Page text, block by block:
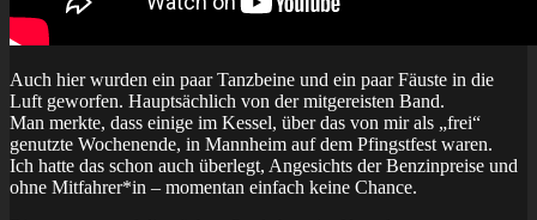
Auch hier wurden ein paar Tanzbeine und ein paar Fäuste in die
Luft geworfen. Hauptsächlich von der mitgereisten Band.
Man merkte, dass einige im Kessel, über das von mir als „frei“
genutzte Wochenende, in Mannheim auf dem Pfingstfest waren.
Ich hatte das schon auch überlegt, Angesichts der Benzinpreise und
ohne Mitfahrer*in – momentan einfach keine Chance.